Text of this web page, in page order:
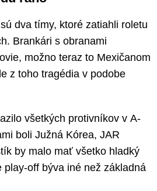
dva tímy, ktoré zatiahli roletu
Brankári s obranami
možno teraz to Mexičanom
z toho tragédia v podobe
všetkých protivníkov v A-
boli Južná Kórea, JAR
by malo mať všetko hladký
play-off býva iné než základná